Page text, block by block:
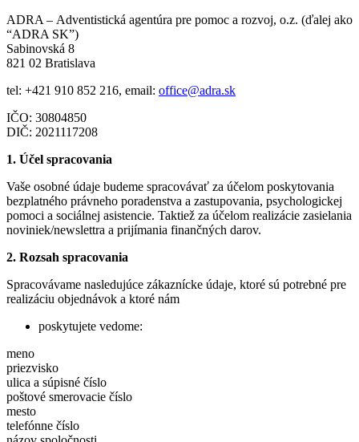
ADRA – Adventistická agentúra pre pomoc a rozvoj, o.z. (ďalej ako
“ADRA SK”)
Sabinovská 8
821 02 Bratislava
tel: +421 910 852 216, email: office@adra.sk
IČO: 30804850
DIČ: 2021117208
1. Účel spracovania
Vaše osobné údaje budeme spracovávať za účelom poskytovania
bezplatného právneho poradenstva a zastupovania, psychologickej
pomoci a sociálnej asistencie. Taktiež za účelom realizácie zasielania
noviniek/newslettra a prijímania finančných darov.
2. Rozsah spracovania
Spracovávame nasledujúce zákaznícke údaje, ktoré sú potrebné pre
realizáciu objednávok a ktoré nám
poskytujete vedome:
meno
priezvisko
ulica a súpisné číslo
poštové smerovacie číslo
mesto
telefónne číslo